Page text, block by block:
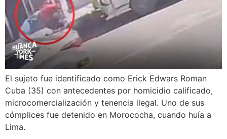
El sujeto fue identificado como Erick Edwars Roman
Cuba (35) con antecedentes por homicidio calificado,
microcomercialización y tenencia ilegal. Uno de sus
cómplices fue detenido en Morococha, cuando huía a
Lima.